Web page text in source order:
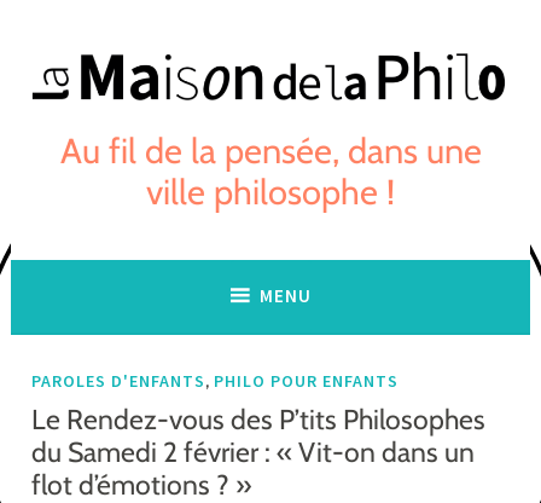
content
Au fil de la pensée, dans une
ville philosophe !
MENU
PAROLES D'ENFANTS, PHILO POUR ENFANTS
Le Rendez-vous des P’tits Philosophes
du Samedi 2 février : « Vit-on dans un
flot d’émotions ? »